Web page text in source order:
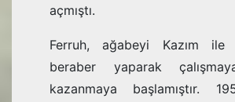
açmıştı.
Ferruh, ağabeyi Kazım ile
beraber yaparak
kazanmaya başlamıştır.